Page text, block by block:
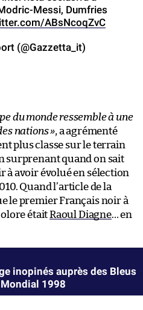
Messi, Dumfries
ABsNcoqZvC
(@Gazzetta_it)
du monde ressemble à une
nations », a agrémenté
plus classe sur le terrain
surprenant quand on sait
à avoir évolué en sélection
Quand l’article de la
le premier Français noir à
étaitRaoul Diagne… en
inopinés auprès des Bleus
1998